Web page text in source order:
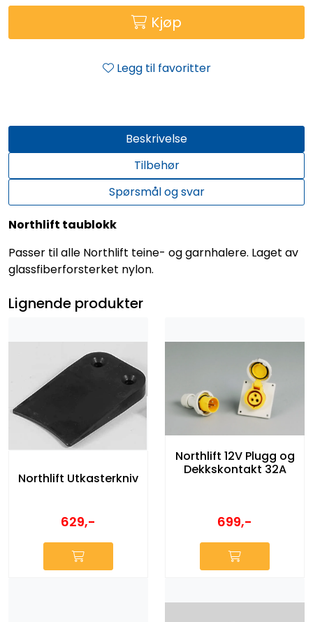
Kjøp
Legg til favoritter
Beskrivelse
Tilbehør
Spørsmål og svar
Northlift taublokk
Passer til alle Northlift teine- og garnhalere. Laget av
glassfiberforsterket nylon.
Lignende produkter
Northlift Utkasterkniv
629,-
Northlift 12V Plugg og
Dekkskontakt 32A
699,-